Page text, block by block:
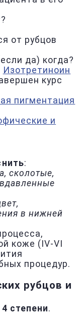
от рубцов
да) когда?
Изотретиноин
курс
пигментация
и
:
сколотые,
в нижней
коже (IV-VI
процедур.
рубцов и
4 степени.